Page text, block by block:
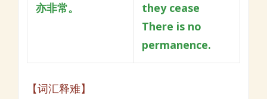
亦非常。
they cease
There is no
permanence.
【词汇释难】